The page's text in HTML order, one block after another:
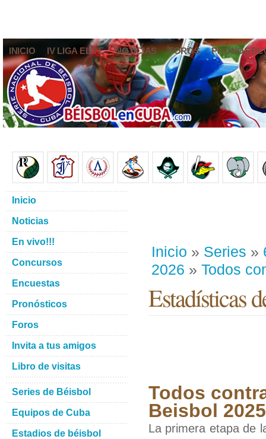
INICIO IV LIGA ELITE NOTICIAS FOROS
Inicio » Series »
2026 » Todos
Estadísticas
Todos
Beisbol
La primera etapa de
Inicio
Noticias
En vivo!!!
Concursos
Encuestas
Pronósticos
Foros
Invita a tus amigos
Libro de visitas
Series de Béisbol
Equipos de Cuba
Estadios de béisbol